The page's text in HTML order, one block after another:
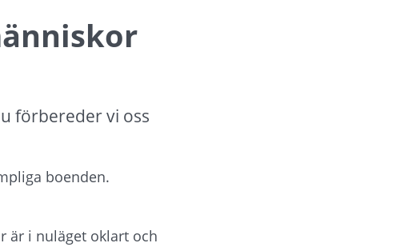
förbereder vi oss
boenden.
är i nuläget oklart och